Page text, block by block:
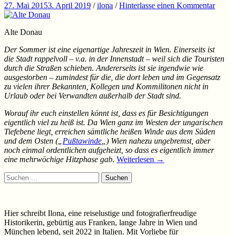
27. Mai 20153. April 2019 /ilona /Hinterlasse einen Kommentar
Alte Donau
Der Sommer ist eine eigenartige Jahreszeit in Wien. Einerseits ist
die Stadt rappelvoll – v.a. in der Innenstadt – weil sich die Touristen
durch die Straßen schieben. Andererseits ist sie irgendwie wie
ausgestorben – zumindest für die, die dort leben und im Gegensatz
zu vielen ihrer Bekannten, Kollegen und Kommilitonen nicht in
Urlaub oder bei Verwandten außerhalb der Stadt sind.
Worauf ihr euch einstellen könnt ist, dass es für Besichtigungen
eigentlich viel zu heiß ist. Da Wien ganz im Westen der ungarischen
Tiefebene liegt, erreichen sämtliche heißen Winde aus dem Süden
und dem Osten („ Pußtawinde „) Wien nahezu ungebremst, aber
noch einmal ordentlichen aufgeheizt, so dass es eigentlich immer
eine mehrwöchige Hitzphase gab. Weiterlesen →
Suchen
nach:
Hier schreibt Ilona, eine reiselustige und fotografierfreudige
Historikerin, gebürtig aus Franken, lange Jahre in Wien und
München lebend, seit 2022 in Italien. Mit Vorliebe für